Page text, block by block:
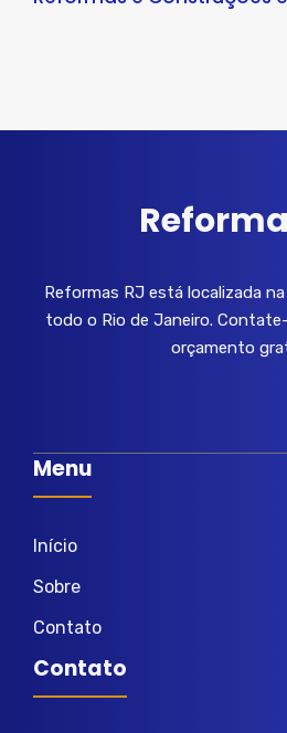
Reformas RJ está localizada
todo o Rio de Janeiro.
orçamento
Menu
Início
Sobre
Contato
Contato